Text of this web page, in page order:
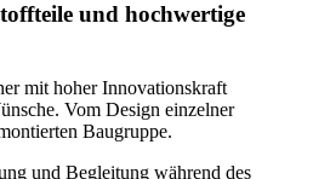
und hochwertige
mit hoher Innovationskraft
Vom Design einzelner
Baugruppe.
und Begleitung während des